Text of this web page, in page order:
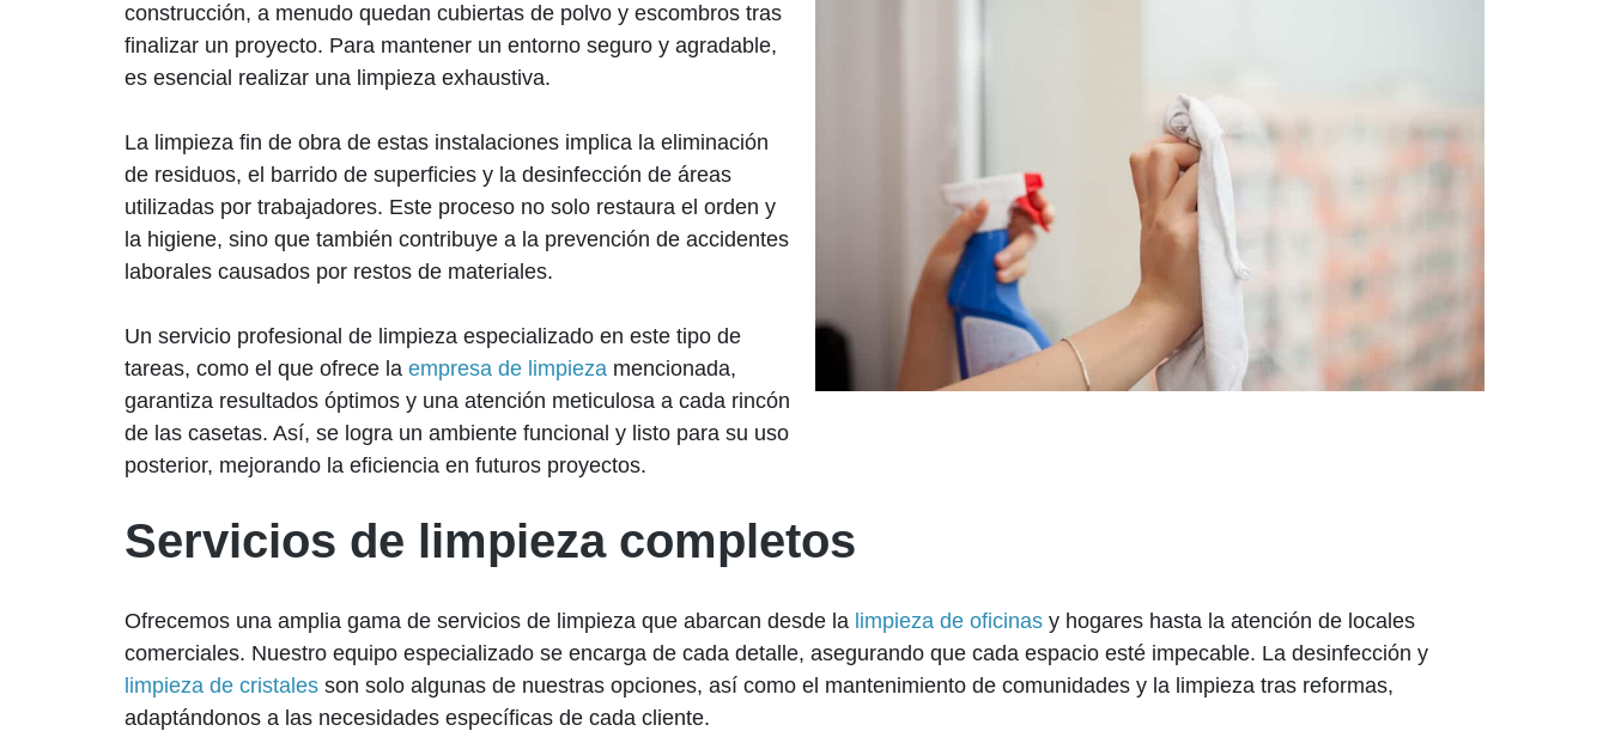
construcción, a menudo quedan cubiertas de polvo y escombros tras
finalizar un proyecto. Para mantener un entorno seguro y agradable,
es esencial realizar una limpieza exhaustiva.
La limpieza fin de obra de estas instalaciones implica la eliminación
de residuos, el barrido de superficies y la desinfección de áreas
utilizadas por trabajadores. Este proceso no solo restaura el orden y
la higiene, sino que también contribuye a la prevención de accidentes
laborales causados por restos de materiales.
Un servicio profesional de limpieza especializado en este tipo de
tareas, como el que ofrece la empresa de limpieza mencionada,
garantiza resultados óptimos y una atención meticulosa a cada rincón
de las casetas. Así, se logra un ambiente funcional y listo para su uso
posterior, mejorando la eficiencia en futuros proyectos.
Servicios de limpieza completos
Ofrecemos una amplia gama de servicios de limpieza que abarcan desde la limpieza de oficinas y hogares hasta la atención de locales
comerciales. Nuestro equipo especializado se encarga de cada detalle, asegurando que cada espacio esté impecable. La desinfección y
limpieza de cristales son solo algunas de nuestras opciones, así como el mantenimiento de comunidades y la limpieza tras reformas,
adaptándonos a las necesidades específicas de cada cliente.